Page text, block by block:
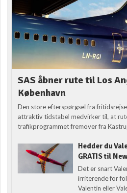
SAS åbner rute til Los
København
Den store efterspørgsel fra
attraktiv tidstabel medvirker til, at
trafikprogrammet fremover fra
Hedder du
GRATIS til
Det er snart
irriterende for
Valentin eller